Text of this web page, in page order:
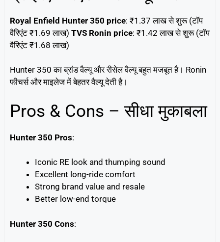
Royal Enfield Hunter 350 price: ₹1.37 लाख से शुरू (टॉप
वैरिएंट ₹1.69 लाख) TVS Ronin price: ₹1.42 लाख से शुरू (टॉप
वैरिएंट ₹1.68 लाख)
Hunter 350 का ब्रांड वैल्यू और रीसेल वैल्यू बहुत मजबूत है। Ronin
फीचर्स और माइलेज में बेहतर वैल्यू देती है।
Pros & Cons – सीधा मुकाबला
Hunter 350 Pros:
Iconic RE look and thumping sound
Excellent long-ride comfort
Strong brand value and resale
Better low-end torque
Hunter 350 Cons: